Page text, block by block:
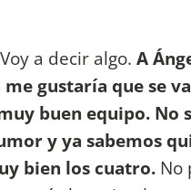
a decir algo. A
gustaría que se
buen equipo. No
y ya sabemos
bien los cuatro. No